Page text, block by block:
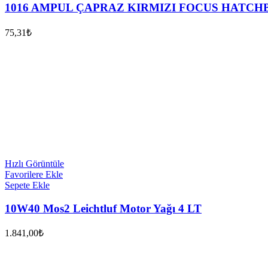
1016 AMPUL ÇAPRAZ KIRMIZI FOCUS
75,31₺
Hızlı Görüntüle
Favorilere Ekle
Sepete Ekle
10W40 Mos2 Leichtluf Motor Yağı 4 LT
1.841,00₺